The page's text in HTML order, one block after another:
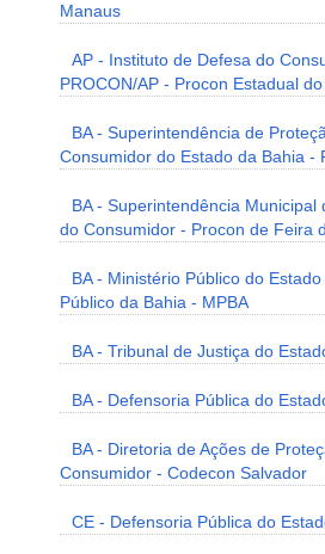
Manaus
AP - Instituto de Defesa do
PROCON/AP - Procon Estadual
BA - Superintendência de
Consumidor do Estado da Bahia -
BA - Superintendência Municipal
do Consumidor - Procon de Feira
BA - Ministério Público do
Público da Bahia - MPBA
BA - Tribunal de Justiça do
BA - Defensoria Pública do
BA - Diretoria de Ações de
Consumidor - Codecon Salvador
CE - Defensoria Pública do